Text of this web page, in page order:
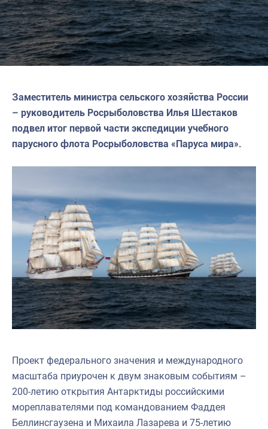
Заместитель министра сельского хозяйства России
– руководитель Росрыболовства Илья Шестаков
подвел итог первой части экспедиции учебного
парусного флота Росрыболовства «Паруса мира».
Проект федерального значения и международного
масштаба приурочен к двум знаковым событиям –
200-летию открытия Антарктиды российскими
мореплавателями под командованием Фаддея
Беллинсгаузена и Михаила Лазарева и 75-летию